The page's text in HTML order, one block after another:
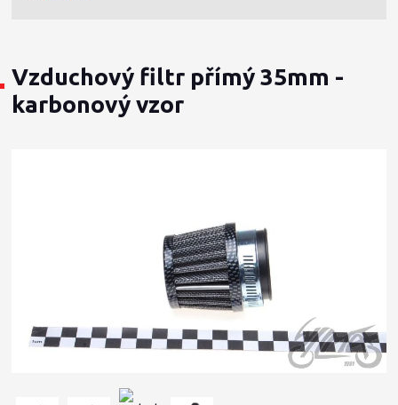
Vzduchový filtr přímý 35mm -
karbonový vzor